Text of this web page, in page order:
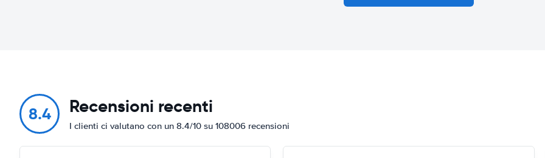
8.4 Recensioni recenti
I clienti ci valutano con un 8.4/10 su 108006 recensioni